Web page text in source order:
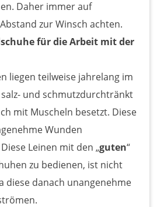
Daher immer auf
zur Winsch achten.
für die Arbeit mit der
liegen teilweise jahrelang im
und schmutzdurchtränkt
mit Muscheln besetzt. Diese
Wunden
Leinen mit den „guten“
zu bedienen, ist nicht
diese danach unangenehme